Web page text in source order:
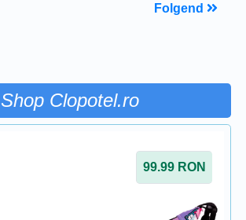
Folgend
Shop Clopotel.ro
99.99 RON